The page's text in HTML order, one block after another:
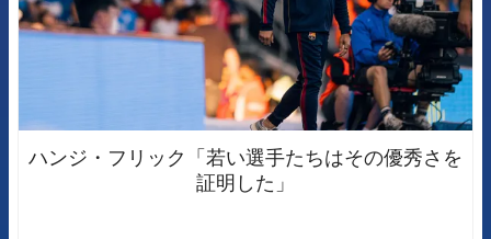
ハンジ・フリック「若い選手たちはその優秀さを
証明した」